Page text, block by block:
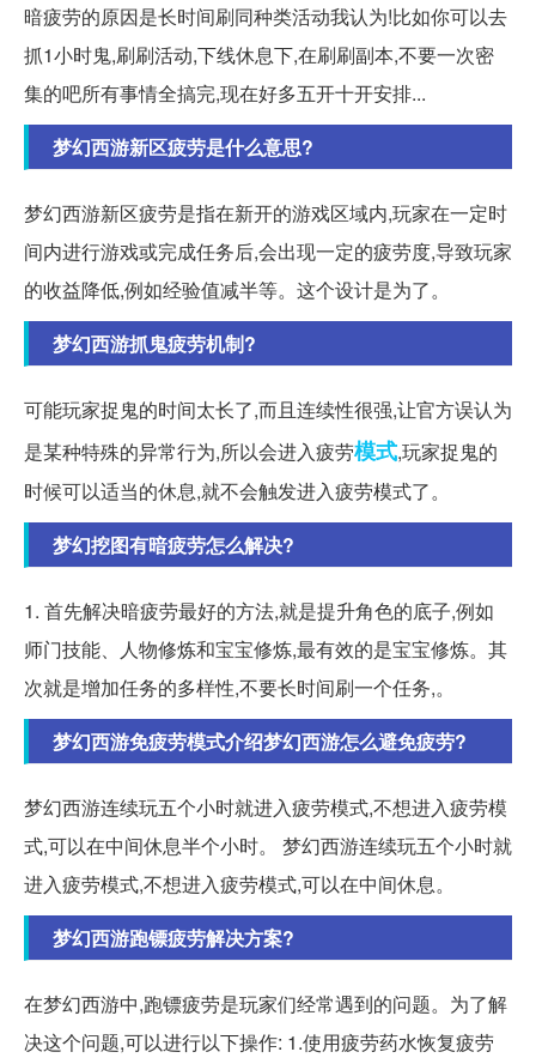
暗疲劳的原因是长时间刷同种类活动我认为!比如你可以去
抓1小时鬼,刷刷活动,下线休息下,在刷刷副本,不要一次密
集的吧所有事情全搞完,现在好多五开十开安排...
梦幻西游新区疲劳是什么意思?
梦幻西游新区疲劳是指在新开的游戏区域内,玩家在一定时
间内进行游戏或完成任务后,会出现一定的疲劳度,导致玩家
的收益降低,例如经验值减半等。这个设计是为了。
梦幻西游抓鬼疲劳机制?
可能玩家捉鬼的时间太长了,而且连续性很强,让官方误认为
是某种特殊的异常行为,所以会进入疲劳模式,玩家捉鬼的
时候可以适当的休息,就不会触发进入疲劳模式了。
梦幻挖图有暗疲劳怎么解决?
1. 首先解决暗疲劳最好的方法,就是提升角色的底子,例如
师门技能、人物修炼和宝宝修炼,最有效的是宝宝修炼。其
次就是增加任务的多样性,不要长时间刷一个任务,。
梦幻西游免疲劳模式介绍梦幻西游怎么避免疲劳?
梦幻西游连续玩五个小时就进入疲劳模式,不想进入疲劳模
式,可以在中间休息半个小时。 梦幻西游连续玩五个小时就
进入疲劳模式,不想进入疲劳模式,可以在中间休息。
梦幻西游跑镖疲劳解决方案?
在梦幻西游中,跑镖疲劳是玩家们经常遇到的问题。为了解
决这个问题,可以进行以下操作: 1.使用疲劳药水恢复疲劳